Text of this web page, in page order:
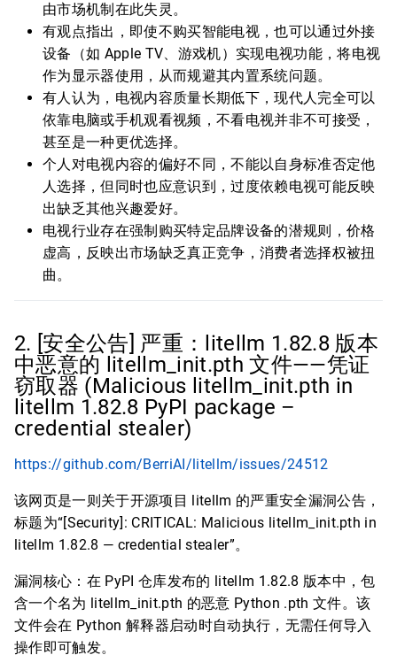
由市场机制在此失灵。
有观点指出，即使不购买智能电视，也可以通过外接
设备（如 Apple TV、游戏机）实现电视功能，将电视
作为显示器使用，从而规避其内置系统问题。
有人认为，电视内容质量长期低下，现代人完全可以
依靠电脑或手机观看视频，不看电视并非不可接受，
甚至是一种更优选择。
个人对电视内容的偏好不同，不能以自身标准否定他
人选择，但同时也应意识到，过度依赖电视可能反映
出缺乏其他兴趣爱好。
电视行业存在强制购买特定品牌设备的潜规则，价格
虚高，反映出市场缺乏真正竞争，消费者选择权被扭
曲。
2. [安全公告] 严重：litellm 1.82.8 版本
中恶意的 litellm_init.pth 文件——凭证
窃取器 (Malicious litellm_init.pth in
litellm 1.82.8 PyPI package –
credential stealer)
https://github.com/BerriAI/litellm/issues/24512
该网页是一则关于开源项目 litellm 的严重安全漏洞公告，
标题为“[Security]: CRITICAL: Malicious litellm_init.pth in
litellm 1.82.8 — credential stealer”。
漏洞核心：在 PyPI 仓库发布的 litellm 1.82.8 版本中，包
含一个名为 litellm_init.pth 的恶意 Python .pth 文件。该
文件会在 Python 解释器启动时自动执行，无需任何导入
操作即可触发。